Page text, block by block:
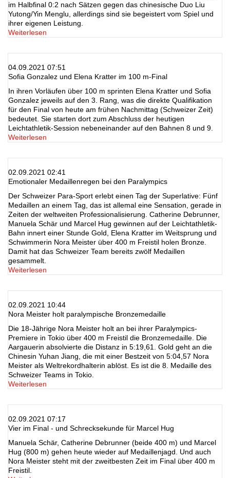
im Halbfinal 0:2 nach Sätzen gegen das chinesische Duo Liu
Yutong/Yin Menglu, allerdings sind sie begeistert vom Spiel und
ihrer eigenen Leistung.
Weiterlesen
04.09.2021 07:51
Sofia Gonzalez und Elena Kratter im 100 m-Final
In ihren Vorläufen über 100 m sprinten Elena Kratter und Sofia
Gonzalez jeweils auf den 3. Rang, was die direkte Qualifikation
für den Final von heute am frühen Nachmittag (Schweizer Zeit)
bedeutet. Sie starten dort zum Abschluss der heutigen
Leichtathletik-Session nebeneinander auf den Bahnen 8 und 9.
Weiterlesen
02.09.2021 02:41
Emotionaler Medaillenregen bei den Paralympics
Der Schweizer Para-Sport erlebt einen Tag der Superlative: Fünf
Medaillen an einem Tag, das ist allemal eine Sensation, gerade in
Zeiten der weltweiten Professionalisierung. Catherine Debrunner,
Manuela Schär und Marcel Hug gewinnen auf der Leichtathletik-
Bahn innert einer Stunde Gold, Elena Kratter im Weitsprung und
Schwimmerin Nora Meister über 400 m Freistil holen Bronze.
Damit hat das Schweizer Team bereits zwölf Medaillen
gesammelt.
Weiterlesen
02.09.2021 10:44
Nora Meister holt paralympische Bronzemedaille
Die 18-Jährige Nora Meister holt an bei ihrer Paralympics-
Premiere in Tokio über 400 m Freistil die Bronzemedaille. Die
Aargauerin absolvierte die Distanz in 5:19,61. Gold geht an die
Chinesin Yuhan Jiang, die mit einer Bestzeit von 5:04,57 Nora
Meister als Weltrekordhalterin ablöst. Es ist die 8. Medaille des
Schweizer Teams in Tokio.
Weiterlesen
02.09.2021 07:17
Vier im Final - und Schrecksekunde für Marcel Hug
Manuela Schär, Catherine Debrunner (beide 400 m) und Marcel
Hug (800 m) gehen heute wieder auf Medaillenjagd. Und auch
Nora Meister steht mit der zweitbesten Zeit im Final über 400 m
Freistil.